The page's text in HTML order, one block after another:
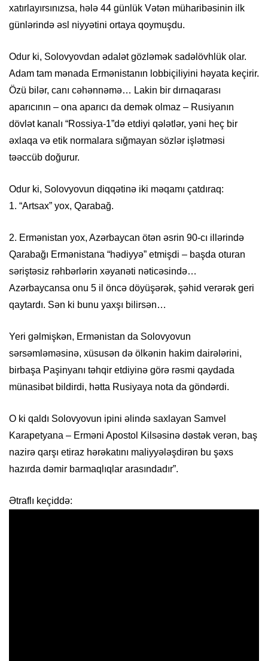
xatırlayırsınızsa, hələ 44 günlük Vətən müharibəsinin ilk
günlərində əsl niyyətini ortaya qoymuşdu.
Odur ki, Solovyovdan ədalət gözləmək sadəlövhlük olar.
Adam tam mənada Ermənistanın lobbiçiliyini həyata keçirir.
Özü bilər, canı cəhənnəmə… Lakin bir dırnaqarası
aparıcının – ona aparıcı da demək olmaz – Rusiyanın
dövlət kanalı “Rossiya-1”də etdiyi qələtlər, yəni heç bir
əxlaqa və etik normalara sığmayan sözlər işlətməsi
təəccüb doğurur.
Odur ki, Solovyovun diqqətinə iki məqamı çatdıraq:
1. “Artsax” yox, Qarabağ.
2. Ermənistan yox, Azərbaycan ötən əsrin 90-cı illərində
Qarabağı Ermənistana “hədiyyə” etmişdi – başda oturan
səriştəsiz rəhbərlərin xəyanəti nəticəsində…
Azərbaycansa onu 5 il öncə döyüşərək, şəhid verərək geri
qaytardı. Sən ki bunu yaxşı bilirsən…
Yeri gəlmişkən, Ermənistan da Solovyovun
sərsəmləməsinə, xüsusən də ölkənin hakim dairələrini,
birbaşa Paşinyanı təhqir etdiyinə görə rəsmi qaydada
münasibət bildirdi, hətta Rusiyaya nota da göndərdi.
O ki qaldı Solovyovun ipini əlində saxlayan Samvel
Karapetyana – Erməni Apostol Kilsəsinə dəstək verən, baş
nazirə qarşı etiraz hərəkatını maliyyələşdirən bu şəxs
hazırda dəmir barmaqlıqlar arasındadır”.
Ətraflı keçiddə: